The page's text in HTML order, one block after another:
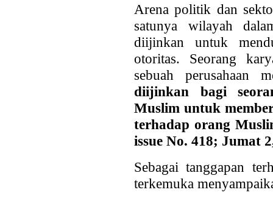
Arena politik dan
satunya wilayah
diijinkan untuk
otoritas. Seorang
sebuah perusahaan
diijinkan bagi
Muslim untuk
terhadap orang
issue No. 418; Jumat
Sebagai tanggapan
terkemuka